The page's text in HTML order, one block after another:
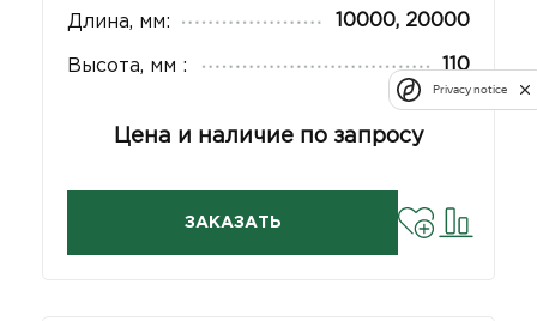
Длина, мм: 10000, 20000
Высота, мм : 110
Цена и наличие по запросу
ЗАКАЗАТЬ
Privacy notice